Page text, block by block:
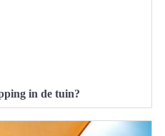
in de tuin?